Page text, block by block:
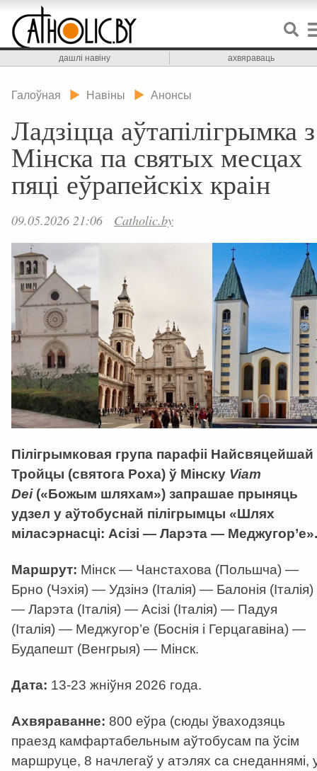
дашлі навіну ахвяраваць
Галоўная Навіны Анонсы
Ладзіцца аўтапілігрымка з
Мінска па святых месцах
пяці еўрапейскіх краін
09.05.2026 21:06 Catholic.by
Пілігрымковая група парафіі Найсвяцейшай
Тройцы (святога Роха) ў Мінску Viam
Dei(«Божым шляхам») запрашае прыняць
удзел у аўтобуснай пілігрымцы «Шлях
міласэрнасці: Асізі — Ларэта — Меджугор’е».
Маршрут: Мінск — Чанстахова (Польшча) —
Брно (Чэхія) — Удзінэ (Італія) — Балонія (Італія)
— Ларэта (Італія) — Асізі (Італія) — Падуя
(Італія) — Меджугор’е (Боснія і Герцагавіна) —
Будапешт (Венгрыя) — Мінск.
Дата: 13-23 жніўня 2026 года.
Ахвяраванне: 800 еўра (сюды ўваходзяць
праезд камфартабельным аўтобусам па ўсім
маршруце, 8 начлегаў у атэлях са снеданнямі,